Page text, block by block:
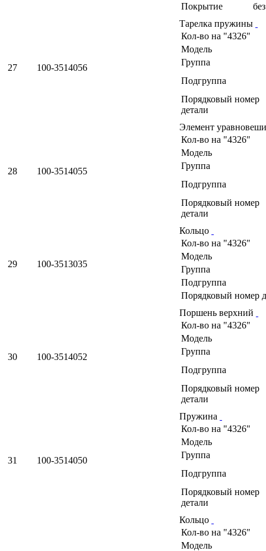
Покрытие
27 100-3514056
Тарелка пружины
Кол-во на "4326"
Модель
Группа
Подгруппа
Порядковый номер
детали
28 100-3514055
Элемент
Кол-во на "4326"
Модель
Группа
Подгруппа
Порядковый номер
детали
29 100-3513035
Кольцо
Кол-во на "4326"
Модель
Группа
Подгруппа
Порядковый номер
30 100-3514052
Поршень верхний
Кол-во на "4326"
Модель
Группа
Подгруппа
Порядковый номер
детали
31 100-3514050
Пружина
Кол-во на "4326"
Модель
Группа
Подгруппа
Порядковый номер
детали
Кольцо
Кол-во на "4326"
Модель